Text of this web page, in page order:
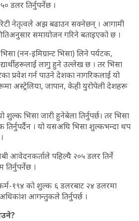
डलर तिर्नुपर्नेछ ।
नेतृत्वले अझ बढाउन सक्नेछन् । आगामी
समायोजन गरिने बताइएको छ ।
(नन-इमिग्रान्ट भिसा) लिने पर्यटक,
लागु हुने उल्लेख छ । तर भिसा
प्रवेश गर्न पाउने देशका नागरिकलाई यो
अस्ट्रेलिया, जापान, केही युरोपेली देशहरू
भिसा जारी हुनेबेला तिर्नुपर्छ। तर भिसा
। यो यसअघि भिसा शुल्कभन्दा थप
आवेदनकर्ताले पहिल्यै २०५ डलर तिर्ने
।
१९४ को शुल्क ६ डलरबाट २४ डलरमा
आगन्तुकले तिर्नुपर्छ ।